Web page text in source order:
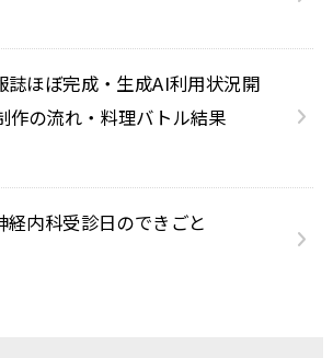
誌ほぼ完成・生成AI利用状況開
作の流れ・料理バトル結果
経内科受診日のできごと